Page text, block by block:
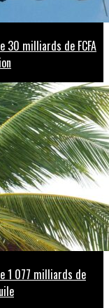
30 milliards de FCFA
1 077 milliards de